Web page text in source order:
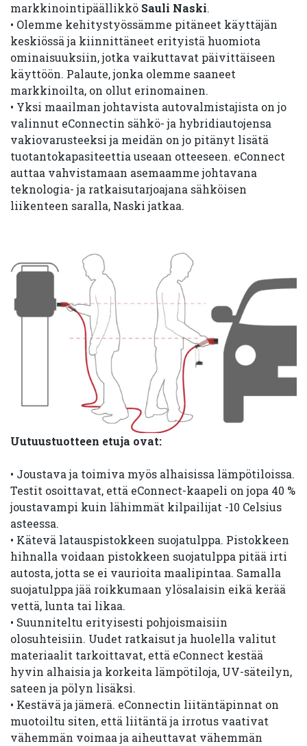
markkinointipäällikkö Sauli Naski.
• Olemme kehitystyössämme pitäneet käyttäjän
keskiössä ja kiinnittäneet erityistä huomiota
ominaisuuksiin, jotka vaikuttavat päivittäiseen
käyttöön. Palaute, jonka olemme saaneet
markkinoilta, on ollut erinomainen.
• Yksi maailman johtavista autovalmistajista on jo
valinnut eConnectin sähkö- ja hybridiautojensa
vakiovarusteeksi ja meidän on jo pitänyt lisätä
tuotantokapasiteettia useaan otteeseen. eConnect
auttaa vahvistamaan asemaamme johtavana
teknologia- ja ratkaisutarjoajana sähköisen
liikenteen saralla, Naski jatkaa.
Uutuustuotteen etuja ovat:
• Joustava ja toimiva myös alhaisissa lämpötiloissa.
Testit osoittavat, että eConnect-kaapeli on jopa 40 %
joustavampi kuin lähimmät kilpailijat -10 Celsius
asteessa.
• Kätevä latauspistokkeen suojatulppa. Pistokkeen
hihnalla voidaan pistokkeen suojatulppa pitää irti
autosta, jotta se ei vaurioita maalipintaa. Samalla
suojatulppa jää roikkumaan ylösalaisin eikä kerää
vettä, lunta tai likaa.
• Suunniteltu erityisesti pohjoismaisiin
olosuhteisiin. Uudet ratkaisut ja huolella valitut
materiaalit tarkoittavat, että eConnect kestää
hyvin alhaisia ja korkeita lämpötiloja, UV-säteilyn,
sateen ja pölyn lisäksi.
• Kestävä ja jämerä. eConnectin liitäntäpinnat on
muotoiltu siten, että liitäntä ja irrotus vaativat
vähemmän voimaa ja aiheuttavat vähemmän